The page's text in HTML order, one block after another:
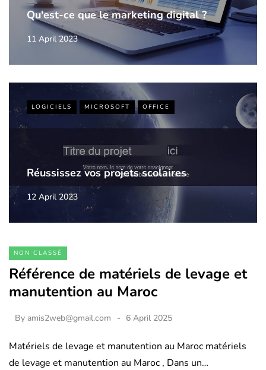
Qu'est-ce que le marketing digital ?
11 April 2023
LOGICIELS MICROSOFT OFFICE
Réussissez vos projets scolaires
12 April 2023
NON CLASSÉ
Référence de matériels de levage et
manutention au Maroc
By amis2web@gmail.com 6 April 2025
Matériels de levage et manutention au Maroc matériels
de levage et manutention au Maroc , Dans un…